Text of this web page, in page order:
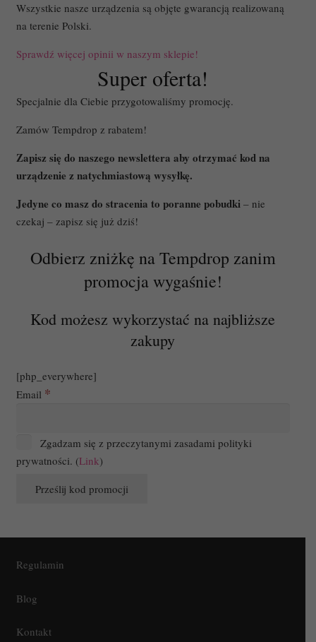
Wszystkie nasze urządzenia są objęte gwarancją realizowaną
na terenie Polski.
Sprawdź więcej opinii w naszym sklepie!
Super oferta!
Specjalnie dla Ciebie przygotowaliśmy promocję.
Zamów Tempdrop z rabatem!
Zapisz się do naszego newslettera aby otrzymać kod na
urządzenie z natychmiastową wysyłkę.
Jedyne co masz do stracenia to poranne pobudki– nie
czekaj – zapisz się już dziś!
Odbierz zniżkę na Tempdrop zanim
promocja wygaśnie!
Kod możesz wykorzystać na najbliższe
zakupy
[php_everywhere]
Email *
Zgadzam się z przeczytanymi zasadami polityki
prywatności. (Link)
Regulamin
Blog
Kontakt